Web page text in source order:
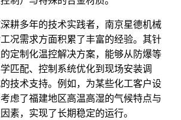
耕多年的技术实践者，南京星德机械
况需求方面积累了丰富的经验。其针
定制化温控解决方案，能够从防爆等
匹配、控制系统优化到现场安装调
技术支持。例如，为某些化工客户设
虑了福建地区高温高湿的气候特点与
素，实现了长期稳定的运行。